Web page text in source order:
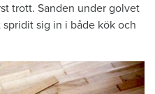
trott. Sanden under golvet
sig in i både kök och